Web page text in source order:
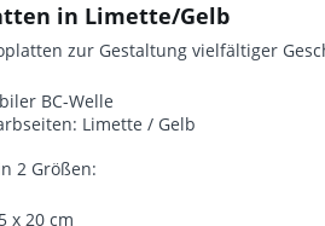
in Limette/Gelb
zur Gestaltung vielfältiger
BC-Welle
Limette / Gelb
2 Größen:
x 20 cm